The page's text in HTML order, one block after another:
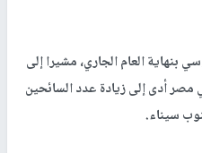
العام الجاري، مشيرا إلى
مصر أدى إلى زيادة عدد السائحين
سيناء.